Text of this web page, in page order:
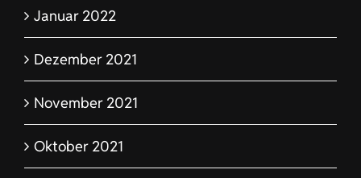
Januar 2022
Dezember 2021
November 2021
Oktober 2021